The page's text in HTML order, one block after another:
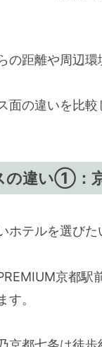
の距離や周辺
面の違いを比
の違い①：
ホテルを選びた
京都
す。